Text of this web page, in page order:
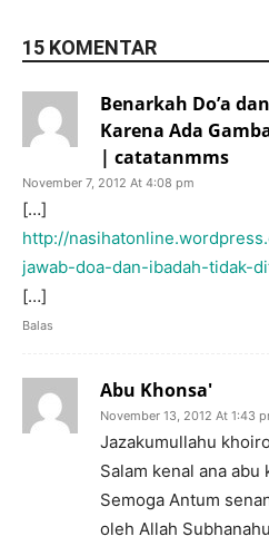
15 KOMENTAR
Benarkah Do’a
Karena Ada
| catatanmms
November 7, 2012 At 4:08 pm
[…]
http://
jawab-doa-dan-ibadah-tidak-
[…]
Balas
Abu Khonsa'
November 13, 2012 At 1:43
Jazakumullahu
Salam kenal ana abu
Semoga Antum
oleh Allah